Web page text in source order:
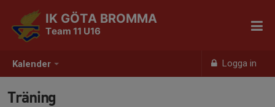
Kalender Logga in
IK GÖTA BROMMA
Team 11 U16
Träning